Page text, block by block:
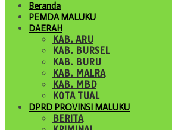
Beranda
PEMDA MALUKU
DAERAH
KAB. ARU
KAB. BURSEL
KAB. BURU
KAB. MALRA
KAB. MBD
KOTA TUAL
DPRD PROVINSI MALUKU
BERITA